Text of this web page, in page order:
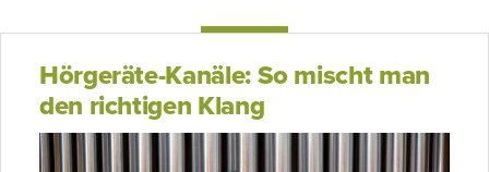
Hörgeräte-Kanäle: So mischt man
den richtigen Klang